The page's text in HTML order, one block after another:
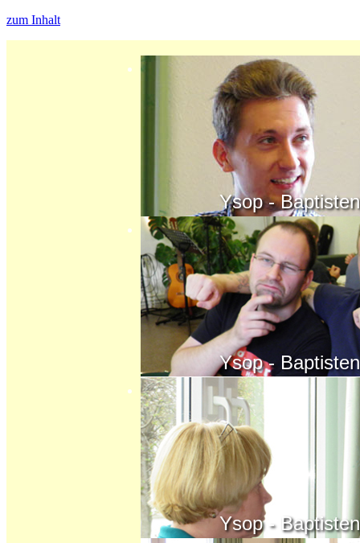
zum Inhalt
Ysop - Baptisten -
Ysop - Baptisten -
Ysop - Baptisten -